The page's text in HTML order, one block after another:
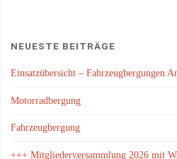
NEUESTE BEITRÄGE
Einsatzübersicht – Fahrzeugbergungen
Motorradbergung
Fahrzeugbergung
+++ Mitgliederversammlung 2026 mit